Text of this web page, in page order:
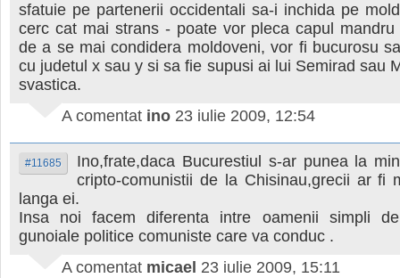
sfatuie pe partenerii occidentali sa-i inchida pe
cerc cat mai strans - poate vor pleca capul
de a se mai condidera moldoveni, vor fi bucurosu
cu judetul x sau y si sa fie supusi ai lui Semirad sau
svastica.
A comentat ino 23 iulie 2009, 12:54
#11685
Ino,frate,daca Bucurestiul s-ar punea la
cripto-comunistii de la Chisinau,grecii ar fi
langa ei.
Insa noi facem diferenta intre oamenii simpli
gunoiale politice comuniste care va conduc .
A comentat micael 23 iulie 2009, 15:11